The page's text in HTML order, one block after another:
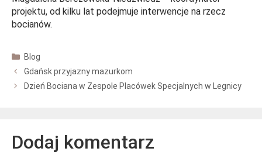
projektu, od kilku lat podejmuje interwencje na rzecz
bocianów.
Kategorie
Blog
Gdańsk przyjazny mazurkom
Dzień Bociana w Zespole Placówek Specjalnych w Legnicy
Dodaj komentarz